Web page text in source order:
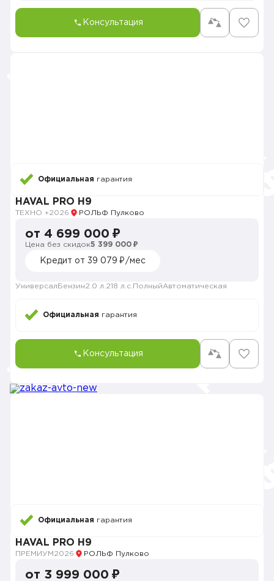
Консультация
Официальная гарантия
HAVAL PRO H9
ТЕХНО +2026 РОЛЬФ Пулково
от 4 699 000 ₽
Цена без скидок5 399 000 ₽
Кредит от 39 079 ₽/мес
Универсал Бензин2.0 л. 218 л.с. ПолныйАвтоматическая
Официальная гарантия
Консультация
Официальная гарантия
HAVAL PRO H9
ПРЕМИУМ 2026 РОЛЬФ Пулково
от 3 999 000 ₽